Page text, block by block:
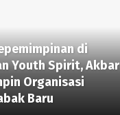
di
Youth Spirit, Akbar
Organisasi
Baru